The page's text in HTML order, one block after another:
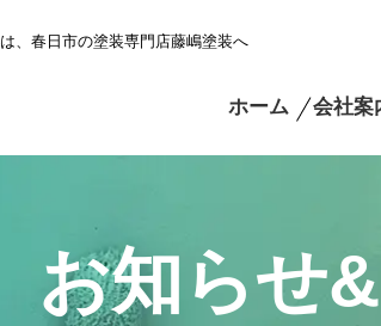
、 春日市の塗装専門店藤嶋塗装へ
ホーム 会社案
お知らせ